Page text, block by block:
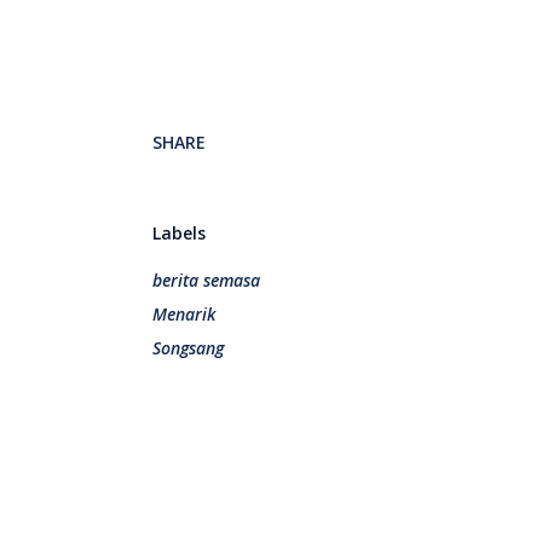
SHARE
Labels
berita semasa
Menarik
Songsang